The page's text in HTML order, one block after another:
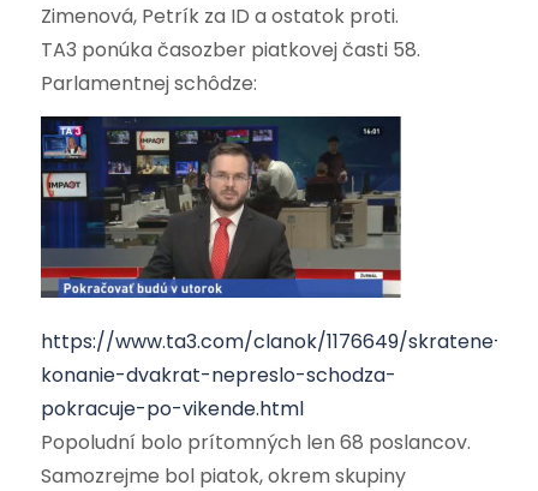
Zimenová, Petrík za ID a ostatok proti.
TA3 ponúka časozber piatkovej časti 58.
Parlamentnej schôdze:
https://www.ta3.com/clanok/1176649/skratene-
konanie-dvakrat-nepreslo-schodza-
pokracuje-po-vikende.html
Popoludní bolo prítomných len 68 poslancov.
Samozrejme bol piatok, okrem skupiny